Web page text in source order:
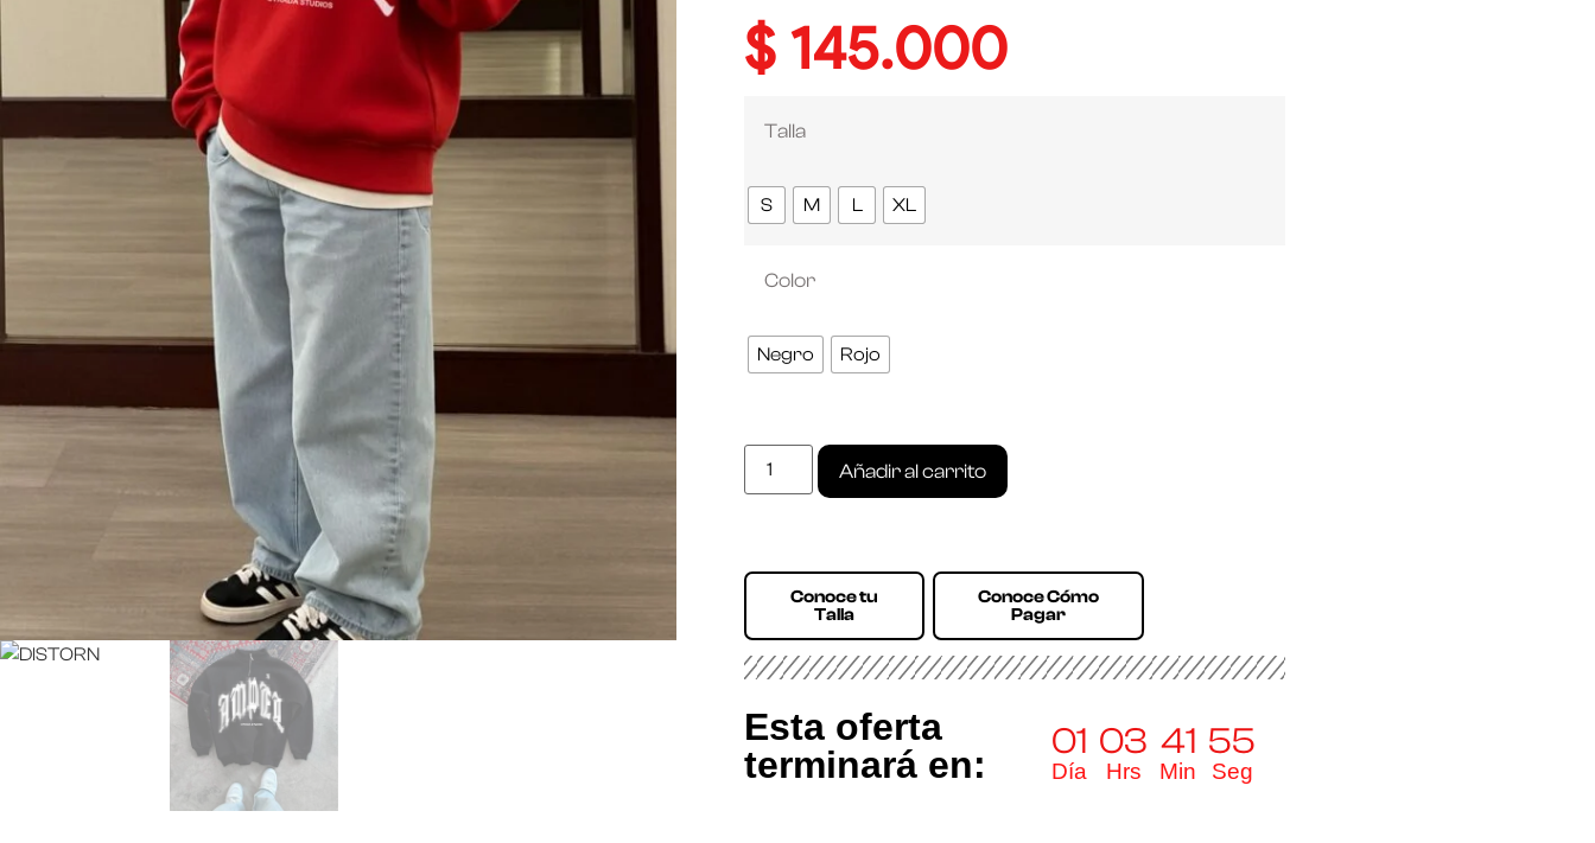
$145.000
Talla
S M L XL
Color
Negro Rojo
Añadir al carrito
Conoce tu
Talla
Conoce Cómo
Pagar
Esta oferta
terminará en:
01
Día
03
Hrs
41
Min
54
Seg